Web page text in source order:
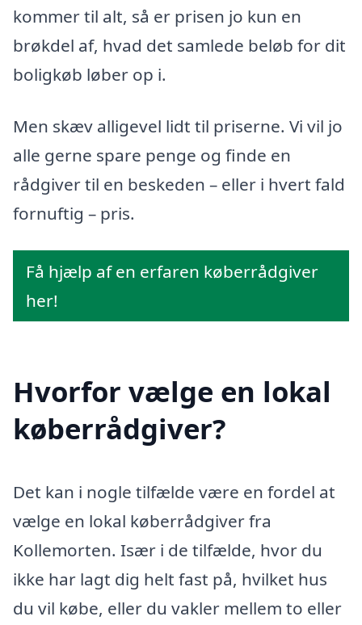
kommer til alt, så er prisen jo kun en
brøkdel af, hvad det samlede beløb for dit
boligkøb løber op i.
Men skæv alligevel lidt til priserne. Vi vil jo
alle gerne spare penge og finde en
rådgiver til en beskeden – eller i hvert fald
fornuftig – pris.
Få hjælp af en erfaren køberrådgiver
her!
Hvorfor vælge en lokal
køberrådgiver?
Det kan i nogle tilfælde være en fordel at
vælge en lokal køberrådgiver fra
Kollemorten. Især i de tilfælde, hvor du
ikke har lagt dig helt fast på, hvilket hus
du vil købe, eller du vakler mellem to eller